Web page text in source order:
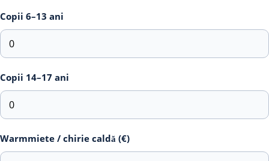
Copii 6–13 ani
Copii 14–17 ani
Warmmiete / chirie caldă (€)